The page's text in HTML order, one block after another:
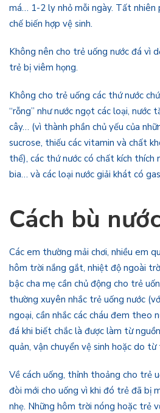
má… 1-2 ly nhỏ mỗi ngày. Tất nhiên
chế biến hợp vệ sinh.
Không nên cho trẻ uống nước đá vì
trẻ bị viêm họng.
Không cho trẻ uống các thứ nước
“rỗng” như nước ngọt các loại, nước
cây… (vì thành phần chủ yếu của
sucrose, thiếu các vitamin và chất
thể), các thứ nước có chất kích thích
bia… và các loại nước giải khát có
Cách bù
Các em thường mải chơi, nhiều em
hôm trời nắng gắt, nhiệt độ ngoài
bậc cha mẹ cần chủ động cho trẻ
thường xuyên nhắc trẻ uống nước
ngoại, cần nhắc các cháu đem theo
đá khi biết chắc là được làm từ
quản, vận chuyển vệ sinh hoặc do từ
Về cách uống, thỉnh thoảng cho trẻ
đòi mới cho uống vì khi đó trẻ đã bị
nhẹ. Những hôm trời nóng hoặc trẻ